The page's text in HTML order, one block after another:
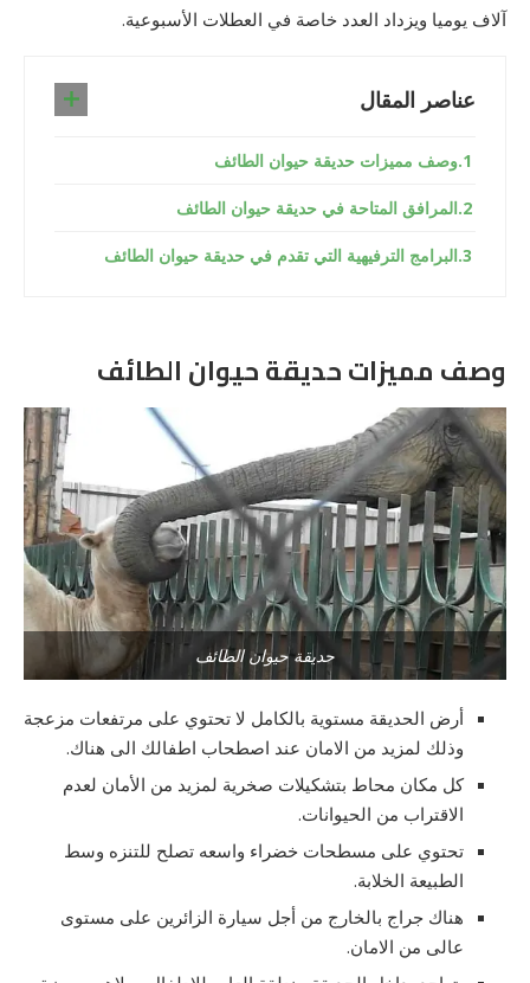
آلاف يوميا ويزداد العدد خاصة في العطلات الأسبوعية.
عناصر المقال
وصف مميزات حديقة حيوان الطائف
المرافق المتاحة في حديقة حيوان الطائف
البرامج الترفيهية التي تقدم في حديقة حيوان الطائف
وصف مميزات حديقة حيوان الطائف
حديقة حيوان الطائف
أرض الحديقة مستوية بالكامل لا تحتوي على مرتفعات مزعجة
وذلك لمزيد من الامان عند اصطحاب اطفالك الى هناك.
كل مكان محاط بتشكيلات صخرية لمزيد من الأمان لعدم
الاقتراب من الحيوانات.
تحتوي على مسطحات خضراء واسعه تصلح للتنزه وسط
الطبيعة الخلابة.
هناك جراج بالخارج من أجل سيارة الزائرين على مستوى
عالى من الامان.